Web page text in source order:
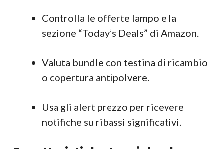
Controlla le offerte lampo e la
sezione “Today’s Deals” di Amazon.
Valuta bundle con testina di ricambio
o copertura antipolvere.
Usa gli alert prezzo per ricevere
notifiche su ribassi significativi.